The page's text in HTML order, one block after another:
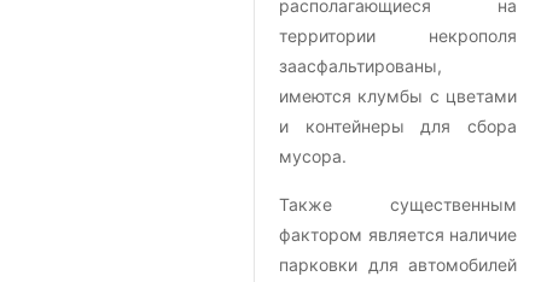
располагающиеся на
территории некрополя
заасфальтированы,
имеются клумбы с цветами
и контейнеры для сбора
мусора.
Также существенным
фактором является наличие
парковки для автомобилей